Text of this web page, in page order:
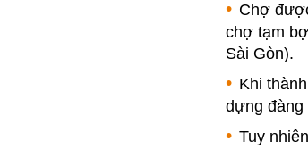
Chợ
chợ tạm
Sài Gòn).
Khi
dựng đàng
Tuy